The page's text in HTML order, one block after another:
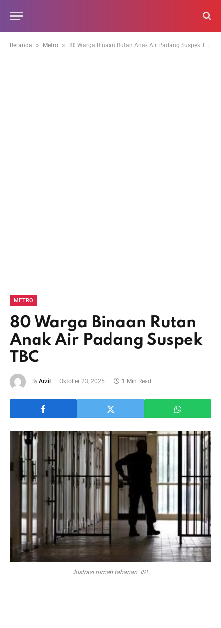
Beranda » Metro » 80 Warga Binaan Rutan Anak Air Padang Suspek TBC
METRO
80 Warga Binaan Rutan
Anak Air Padang Suspek
TBC
By Arzil Oktober 23, 2025 1 Min Read
Ilustrasi rumah tahanan. IST